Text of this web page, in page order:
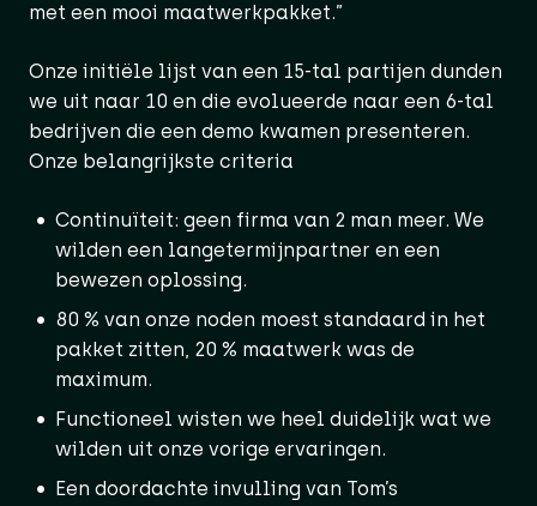
met een mooi maatwerkpakket.”
Onze initiële lijst van een 15-tal partijen dunden
we uit naar 10 en die evolueerde naar een 6-tal
bedrijven die een demo kwamen presenteren.
Onze belangrijkste criteria
Continuïteit: geen firma van 2 man meer. We
wilden een langetermijnpartner en een
bewezen oplossing.
80 % van onze noden moest standaard in het
pakket zitten, 20 % maatwerk was de
maximum.
Functioneel wisten we heel duidelijk wat we
wilden uit onze vorige ervaringen.
Een doordachte invulling van Tom’s